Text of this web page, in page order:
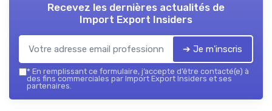
Recevez les dernières actualités de
Import Export Insiders
➔ Je m'inscris
* En remplissant ce formulaire, j’accepte d’être contacté(e) à
des fins commerciales par Import Export Insiders et ses
partenaires.